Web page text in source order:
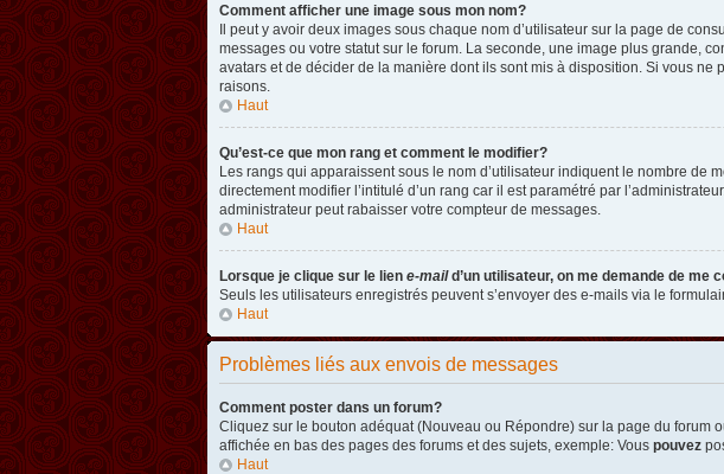
Comment afficher une image sous mon nom?
Il peut y avoir deux images sous chaque nom d’utilisateur sur la page de
messages ou votre statut sur le forum. La seconde, une image plus grande,
avatars et de décider de la manière dont ils sont mis à disposition. Si vous ne
raisons.
Haut
Qu’est-ce que mon rang et comment le modifier?
Les rangs qui apparaissent sous le nom d’utilisateur indiquent le nombre de
directement modifier l’intitulé d’un rang car il est paramétré par
administrateur peut rabaisser votre compteur de messages.
Haut
Lorsque je clique sur le lien e-maild’un utilisateur, on me demande de me
Seuls les utilisateurs enregistrés peuvent s’envoyer des e-mails via le
Haut
Problèmes liés aux envois de messages
Comment poster dans un forum?
Cliquez sur le bouton adéquat (Nouveau ou Répondre) sur la page du forum
affichée en bas des pages des forums et des sujets, exemple: Vous pouvez
Haut